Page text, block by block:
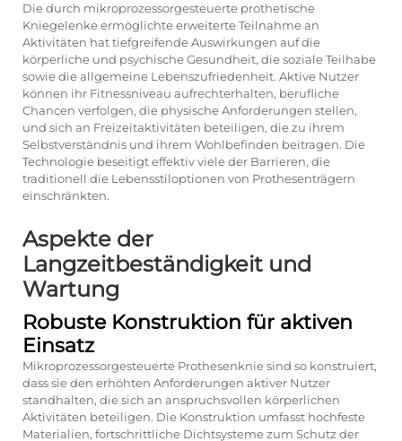
Die durch mikroprozessorgesteuerte prothetische
Kniegelenke ermöglichte erweiterte Teilnahme an
Aktivitäten hat tiefgreifende Auswirkungen auf die
körperliche und psychische Gesundheit, die soziale Teilhabe
sowie die allgemeine Lebenszufriedenheit. Aktive Nutzer
können ihr Fitnessniveau aufrechterhalten, berufliche
Chancen verfolgen, die physische Anforderungen stellen,
und sich an Freizeitaktivitäten beteiligen, die zu ihrem
Selbstverständnis und ihrem Wohlbefinden beitragen. Die
Technologie beseitigt effektiv viele der Barrieren, die
traditionell die Lebensstiloptionen von Prothesenträgern
einschränkten.
Aspekte der
Langzeitbeständigkeit und
Wartung
Robuste Konstruktion für aktiven
Einsatz
Mikroprozessorgesteuerte Prothesenknie sind so konstruiert,
dass sie den erhöhten Anforderungen aktiver Nutzer
standhalten, die sich an anspruchsvollen körperlichen
Aktivitäten beteiligen. Die Konstruktion umfasst hochfeste
Materialien, fortschrittliche Dichtsysteme zum Schutz der